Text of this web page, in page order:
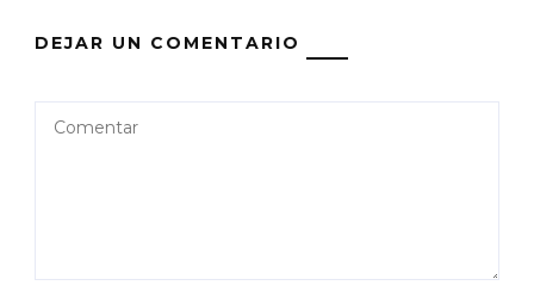
DEJAR UN COMENTARIO